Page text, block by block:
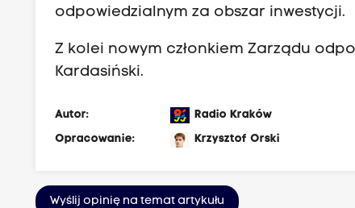
odpowiedzialnym za obszar inwestycji.
Z kolei nowym członkiem Zarządu
Kardasiński.
Autor:
Radio Kraków
Opracowanie:
Krzysztof Orski
Wyślij opinię na temat artykułu